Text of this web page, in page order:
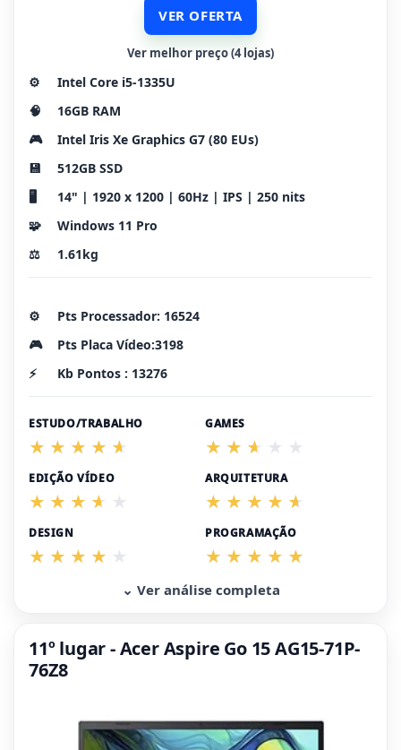
VER OFERTA
Ver melhor preço (4 lojas)
⚙️
Intel Core i5-1335U
🧠
16GB RAM
🎮
Intel Iris Xe Graphics G7 (80 EUs)
💾
512GB SSD
🖥️
14" | 1920 x 1200 | 60Hz | IPS | 250 nits
🧩
Windows 11 Pro
⚖️
1.61kg
⚙️
Pts Processador: 16524
🎮
Pts Placa Vídeo:3198
⚡
Kb Pontos : 13276
ESTUDO/TRABALHO GAMES
EDIÇÃO VÍDEO ARQUITETURA
DESIGN PROGRAMAÇÃO
⌄ Ver análise completa
11º lugar - Acer Aspire Go 15 AG15-71P-
76Z8